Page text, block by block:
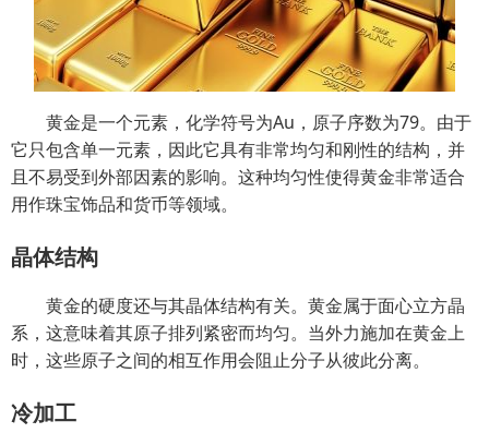
黄金是一个元素，化学符号为Au，原子序数为79。由于
它只包含单一元素，因此它具有非常均匀和刚性的结构，并
且不易受到外部因素的影响。这种均匀性使得黄金非常适合
用作珠宝饰品和货币等领域。
晶体结构
黄金的硬度还与其晶体结构有关。黄金属于面心立方晶
系，这意味着其原子排列紧密而均匀。当外力施加在黄金上
时，这些原子之间的相互作用会阻止分子从彼此分离。
冷加工